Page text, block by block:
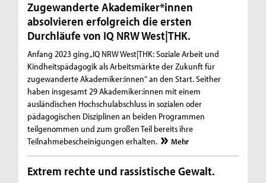
Zugewanderte Akademiker*innen
absolvieren erfolgreich die ersten
Durchläufe von IQ NRW West|THK.
Anfang 2023 ging „IQ NRW West|THK: Soziale Arbeit und
Kindheitspädagogik als Arbeitsmärkte der Zukunft für
zugewanderte Akademiker:innen“ an den Start. Seither
haben insgesamt 29 Akademiker:innen mit einem
ausländischen Hochschulabschluss in sozialen oder
pädagogischen Disziplinen an beiden Programmen
teilgenommen und zum großen Teil bereits ihre
Teilnahmebescheinigungen erhalten.
Mehr
Extrem rechte und rassistische Gewalt.